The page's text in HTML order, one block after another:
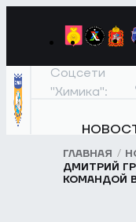
Соцсети
"Химика":
ГЛАВНАЯ
ДМИТРИЙ
КОМАНДОЙ